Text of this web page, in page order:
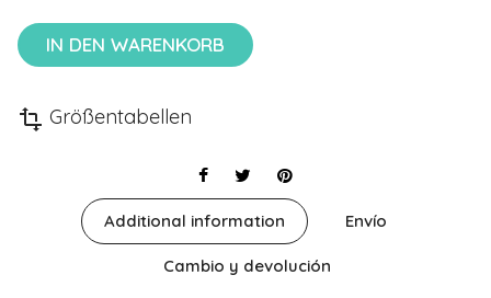
IN DEN WARENKORB
transform Größentabellen
Additional information Envío
Cambio y devolución